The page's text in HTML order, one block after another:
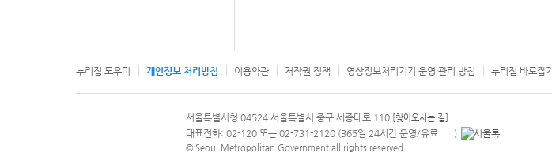
누리집 도우미 개인정보 처리방침 이용약관 저작권 정책 영상정보처리기기 운영·관리 방침 누리집 바로잡기
문의 전화번호 120, 120 다산콜재단
서울특별시청 04524 서울특별시 중구 세종대로 110 [찾아오시는 길]
대표전화: 02-120 또는 02-731-2120 (365일 24시간 운영/유료 안내팝업 열기
)
© Seoul Metropolitan Government all rights reserved